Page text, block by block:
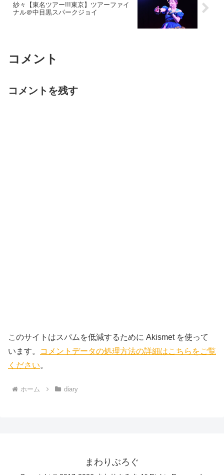
紗々【東名ツアー!!!東京】ツアーファイ
ナル＠中目黒スパークジョイ
コメント
コメントを残す
このサイトはスパムを低減するために Akismet を使って
います。
コメントデータの処理方法の詳細はこちらをご覧
ください。
ホーム diary
まわりぶろぐ